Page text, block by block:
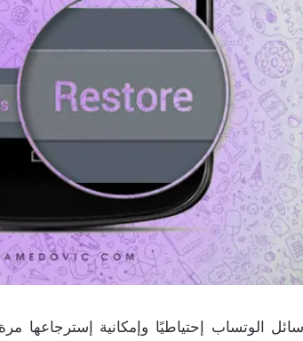
الوتساب إحتياطيًا وإمكانية إسترجاعها